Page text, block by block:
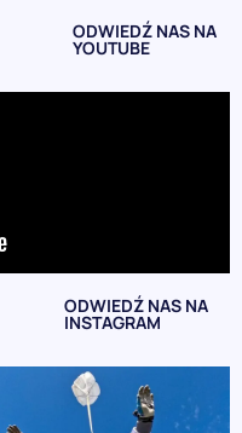
ODWIEDŹ NAS NA
YOUTUBE
ODWIEDŹ NAS NA
INSTAGRAM